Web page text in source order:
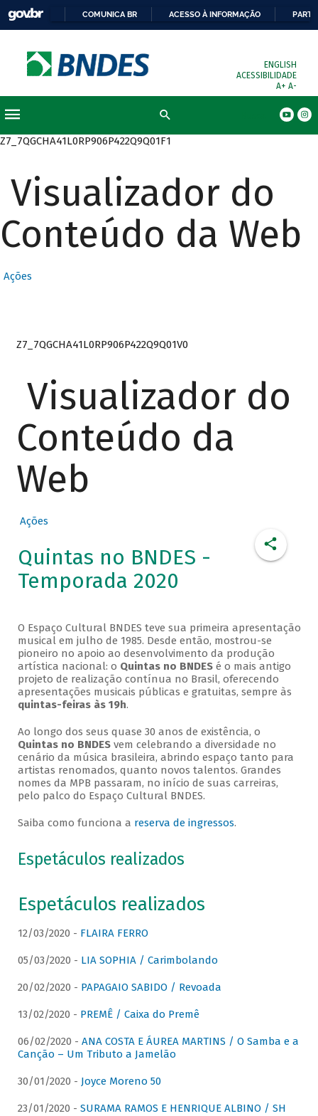
COMUNICA BR ACESSO À INFORMAÇÃO
ENGLISH
ACESSIBILIDADE
A+ A-
Z7_7QGCHA41L0RP906P422Q9Q01F1
Visualizador do
Conteúdo da Web
Ações
Z7_7QGCHA41L0RP906P422Q9Q01V0
Visualizador do
Conteúdo da
Web
Ações
Quintas no BNDES -
Temporada 2020
O Espaço Cultural BNDES teve sua primeira apresentação
musical em julho de 1985. Desde então, mostrou-se
pioneiro no apoio ao desenvolvimento da produção
artística nacional: o Quintas no BNDESé o mais antigo
projeto de realização contínua no Brasil, oferecendo
apresentações musicais públicas e gratuitas, sempre às
quintas-feiras às 19h.
Ao longo dos seus quase 30 anos de existência, o
Quintas no BNDESvem celebrando a diversidade no
cenário da música brasileira, abrindo espaço tanto para
artistas renomados, quanto novos talentos. Grandes
nomes da MPB passaram, no início de suas carreiras,
pelo palco do Espaço Cultural BNDES.
Saiba como funciona a reserva de ingressos.
Espetáculos realizados
Espetáculos realizados
12/03/2020 - FLAIRA FERRO
05/03/2020 - LIA SOPHIA / Carimbolando
20/02/2020 - PAPAGAIO SABIDO / Revoada
13/02/2020 - PREMÊ / Caixa do Premê
06/02/2020 - ANA COSTA E ÁUREA MARTINS / O Samba e a
Canção – Um Tributo a Jamelão
30/01/2020 - Joyce Moreno 50
23/01/2020 - SURAMA RAMOS E HENRIQUE ALBINO / SH